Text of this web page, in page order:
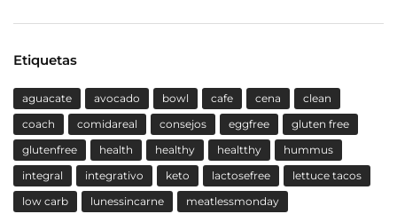
Etiquetas
aguacate avocado bowl cafe cena
clean
coach
comidareal consejos eggfree
gluten free
glutenfree
health healthy healtthy
hummus
integral
integrativo keto lactosefree
lettuce tacos
low carb
lunessincarne meatlessmonday